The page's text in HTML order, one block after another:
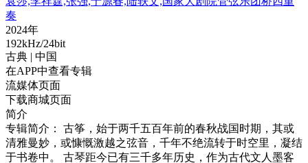
奏
2024年
192kHz/24bit
古典 | 中国
在APP中查看专辑
流媒体页面
下载商城页面
简介
专辑简介： 古筝，始于两千五百年前的春秋战国时期，其或
清雅曼妙，或慷慨激越之弦音，千年不绝流转于时空里，凝结
于书卷中。 古琴距今已有三千多年历史，作为古代文人墨客